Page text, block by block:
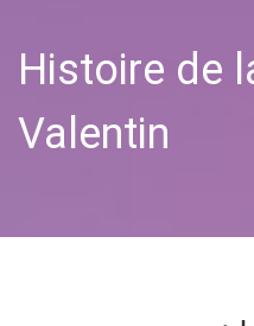
Histoire de
Valentin